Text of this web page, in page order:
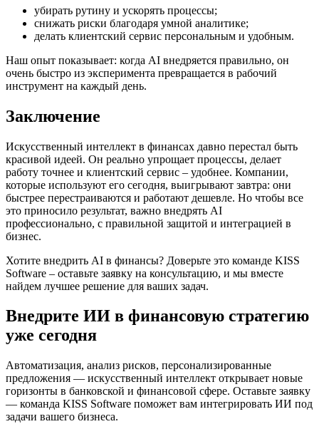
убирать рутину и ускорять процессы;
снижать риски благодаря умной аналитике;
делать клиентский сервис персональным и удобным.
Наш опыт показывает: когда AI внедряется правильно, он
очень быстро из эксперимента превращается в рабочий
инструмент на каждый день.
Заключение
Искусственный интеллект в финансах давно перестал быть
красивой идеей. Он реально упрощает процессы, делает
работу точнее и клиентский сервис – удобнее. Компании,
которые используют его сегодня, выигрывают завтра: они
быстрее перестраиваются и работают дешевле. Но чтобы все
это приносило результат, важно внедрять AI
профессионально, с правильной защитой и интеграцией в
бизнес.
Хотите внедрить AI в финансы? Доверьте это команде KISS
Software – оставьте заявку на консультацию, и мы вместе
найдем лучшее решение для ваших задач.
Внедрите ИИ в финансовую стратегию
уже сегодня
Автоматизация, анализ рисков, персонализированные
предложения — искусственный интеллект открывает новые
горизонты в банковской и финансовой сфере. Оставьте заявку
— команда KISS Software поможет вам интегрировать ИИ под
задачи вашего бизнеса.